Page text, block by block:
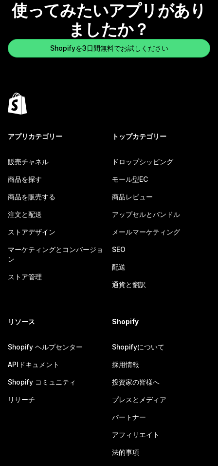
使ってみたいアプリがあり
ましたか？
Shopifyを3日間無料でお試しください
アプリカテゴリー
販売チャネル
商品を探す
商品を販売する
注文と配送
ストアデザイン
マーケティングとコンバージョ
ン
ストア管理
トップカテゴリー
ドロップシッピング
モール型EC
商品レビュー
アップセルとバンドル
メールマーケティング
SEO
配送
通貨と翻訳
リソース
Shopify ヘルプセンター
APIドキュメント
Shopify コミュニティ
リサーチ
Shopify
Shopifyについて
採用情報
投資家の皆様へ
プレスとメディア
パートナー
アフィリエイト
法的事項